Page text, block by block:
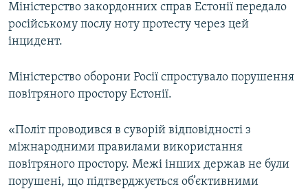
Міністерство закордонних справ Естонії передало
російському послу ноту протесту через цей
інцидент.
Міністерство оборони Росії спростувало порушення
повітряного простору Естонії.
«Політ проводився в суворій відповідності з
міжнародними правилами використання
повітряного простору. Межі інших держав не були
порушені, що підтверджується об’єктивними